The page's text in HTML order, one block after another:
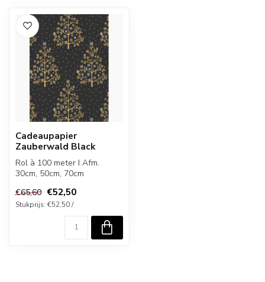
Cadeaupapier
Zauberwald Black
Rol à 100 meter I Afm.
30cm, 50cm, 70cm
€65,60 €52,50
Stukprijs: €52,50 /